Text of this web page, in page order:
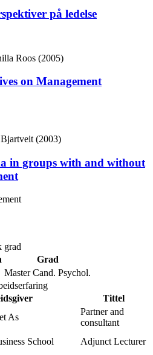
på ledelse
Roos (2005)
on Management
(2003)
in groups with and without
grad
Grad
Master Cand. Psychol.
Tittel
As
Partner and
consultant
School
Adjunct Lecturer